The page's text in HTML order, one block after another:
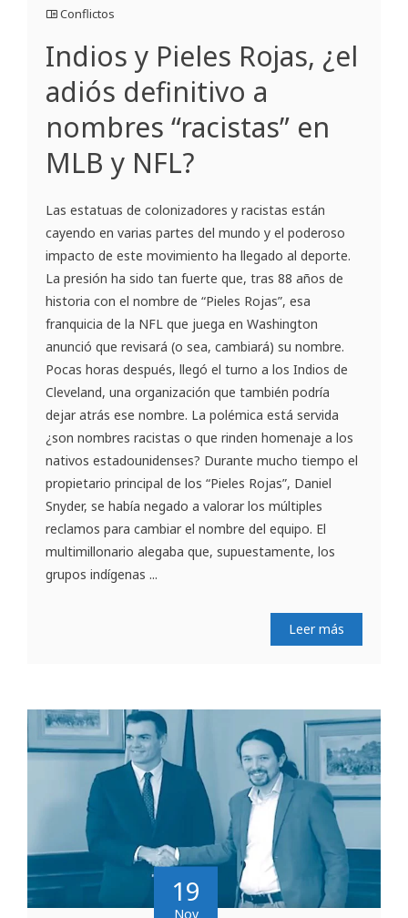
Conflictos
Indios y Pieles Rojas, ¿el
adiós definitivo a
nombres “racistas” en
MLB y NFL?
Las estatuas de colonizadores y racistas están
cayendo en varias partes del mundo y el poderoso
impacto de este movimiento ha llegado al deporte.
La presión ha sido tan fuerte que, tras 88 años de
historia con el nombre de “Pieles Rojas”, esa
franquicia de la NFL que juega en Washington
anunció que revisará (o sea, cambiará) su nombre.
Pocas horas después, llegó el turno a los Indios de
Cleveland, una organización que también podría
dejar atrás ese nombre. La polémica está servida
¿son nombres racistas o que rinden homenaje a los
nativos estadounidenses? Durante mucho tiempo el
propietario principal de los “Pieles Rojas”, Daniel
Snyder, se había negado a valorar los múltiples
reclamos para cambiar el nombre del equipo. El
multimillonario alegaba que, supuestamente, los
grupos indígenas ...
Leer más
19
Nov